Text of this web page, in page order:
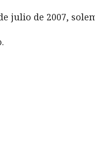
julio de 2007,